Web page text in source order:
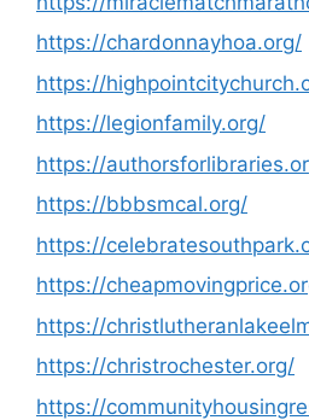
https://chardonnayhoa.org/
https://
https://legionfamily.org/
https://
https://bbbsmcal.org/
https://
https://
https://
https://christrochester.org/
https://